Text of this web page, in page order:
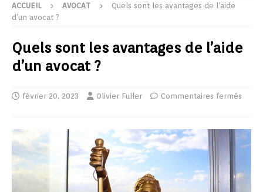
ACCUEIL AVOCAT
Quels sont les avantages de l’aide
d’un avocat ?
Quels sont les avantages de l’aide
d’un avocat ?
février 20, 2023 Olivier Fuller Commentaires fermés